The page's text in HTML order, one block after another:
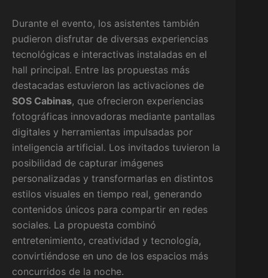
Durante el evento, los asistentes también
pudieron disfrutar de diversas experiencias
tecnológicas e interactivas instaladas en el
hall principal. Entre las propuestas más
destacadas estuvieron las activaciones de
SOS Cabinas, que ofrecieron experiencias
fotográficas innovadoras mediante pantallas
digitales y herramientas impulsadas por
inteligencia artificial. Los invitados tuvieron la
posibilidad de capturar imágenes
personalizadas y transformarlas en distintos
estilos visuales en tiempo real, generando
contenidos únicos para compartir en redes
sociales. La propuesta combinó
entretenimiento, creatividad y tecnología,
convirtiéndose en uno de los espacios más
concurridos de la noche.